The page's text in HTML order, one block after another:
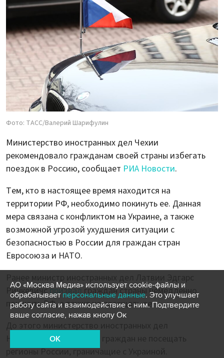
Фото: ТАСС/Валерий Шарифулин
Министерство иностранных дел Чехии
рекомендовало гражданам своей страны избегать
поездок в Россию, сообщает РИА Новости.
Тем, кто в настоящее время находится на
территории РФ, необходимо покинуть ее. Данная
мера связана с конфликтом на Украине, а также
возможной угрозой ухудшения ситуации с
безопасностью в России для граждан стран
Евросоюза и НАТО.
Ринкевичспризвалграждан страны немедленно
покинуть РФ, а также не посещать ее.
Нидерландов
регионы России, граничащие с Украиной.
АО «Москва Медиа» использует cookie-файлы и
обрабатываетперсональные данные. Это улучшает
работу сайта и взаимодействие с ним. Подтвердите
ваше согласие, нажав кнопу Ок
OK